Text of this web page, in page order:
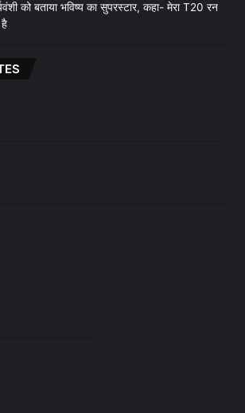
को बताया भविष्य का सुपरस्टार, कहा- मेरा T20 रन
है